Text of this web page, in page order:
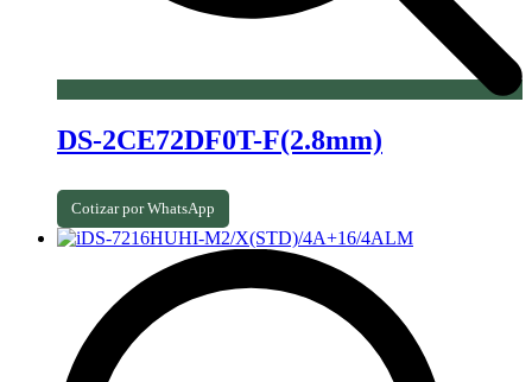
DS-2CE72DF0T-F(2.8mm)
Cotizar por WhatsApp